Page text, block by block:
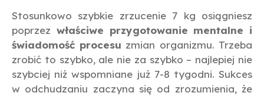
Stosunkowo szybkie zrzucenie 7 kg osiągniesz
poprzez właściwe przygotowanie mentalne i
świadomość procesu zmian organizmu. Trzeba
zrobić to szybko, ale nie za szybko – najlepiej nie
szybciej niż wspomniane już 7-8 tygodni. Sukces
w odchudzaniu zaczyna się od zrozumienia, że